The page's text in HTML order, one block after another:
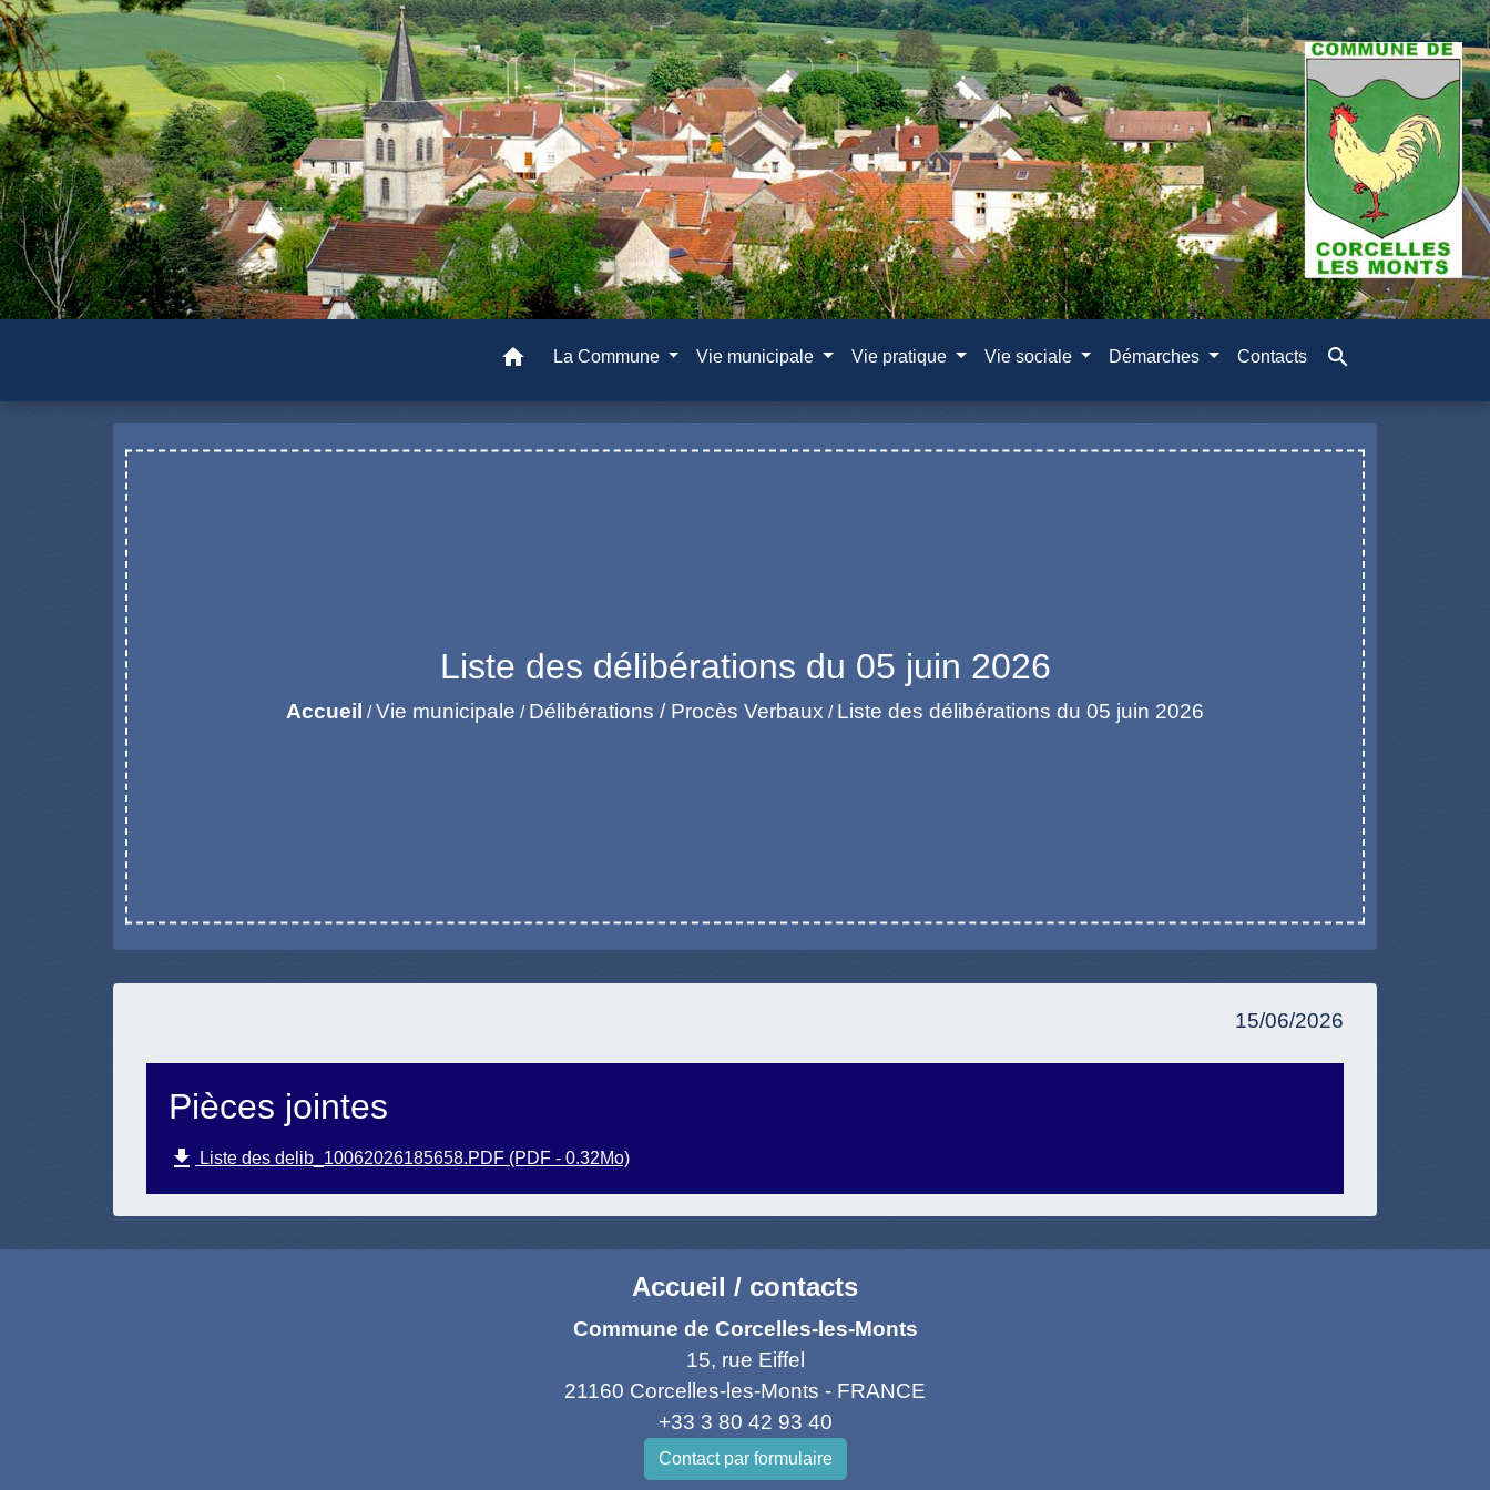
home La Commune Vie municipale Vie pratique Vie sociale Démarches Contacts search
Liste des délibérations du 05 juin 2026
Accueil /Vie municipale / Délibérations / Procès Verbaux / Liste des délibérations du 05 juin 2026
15/06/2026
Pièces jointes
file_download Liste des delib_10062026185658.PDF (PDF - 0.32Mo)
Accueil / contacts
Commune de Corcelles-les-Monts
15, rue Eiffel
21160 Corcelles-les-Monts - FRANCE
+33 3 80 42 93 40
Contact par formulaire